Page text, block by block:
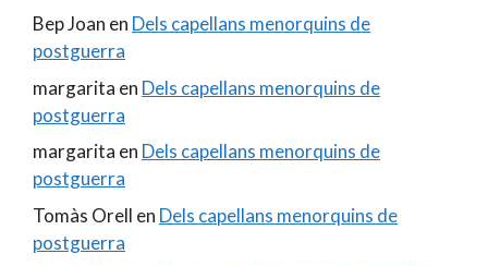
Bep Joan en Dels capellans menorquins de
postguerra
margarita en Dels capellans menorquins de
postguerra
margarita en Dels capellans menorquins de
postguerra
Tomàs Orell en Dels capellans menorquins de
postguerra